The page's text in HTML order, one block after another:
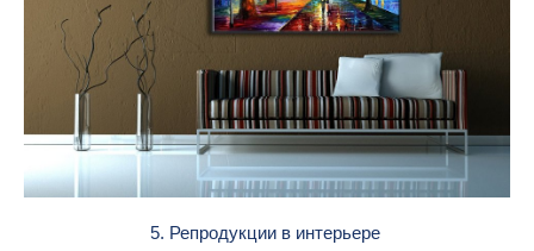
5. Репродукции в интерьере